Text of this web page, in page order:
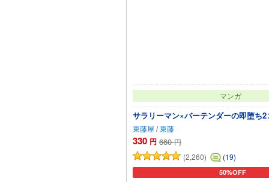
マンガ
サラリーマン×バーテンダーの即堕ち
東藤屋 /東藤
330 円 660 円
(2,260)
(19)
50%OFF
カートに追加